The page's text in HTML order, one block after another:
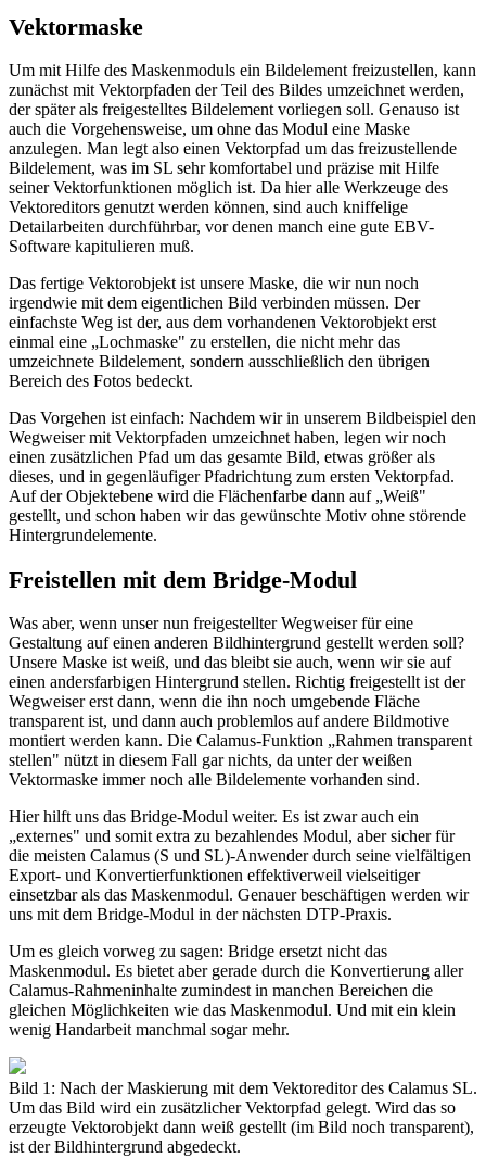
Vektormaske
Um mit Hilfe des Maskenmoduls ein Bildelement freizustellen, kann
zunächst mit Vektorpfaden der Teil des Bildes umzeichnet werden,
der später als freigestelltes Bildelement vorliegen soll. Genauso ist
auch die Vorgehensweise, um ohne das Modul eine Maske
anzulegen. Man legt also einen Vektorpfad um das freizustellende
Bildelement, was im SL sehr komfortabel und präzise mit Hilfe
seiner Vektorfunktionen möglich ist. Da hier alle Werkzeuge des
Vektoreditors genutzt werden können, sind auch kniffelige
Detailarbeiten durchführbar, vor denen manch eine gute EBV-
Software kapitulieren muß.
Das fertige Vektorobjekt ist unsere Maske, die wir nun noch
irgendwie mit dem eigentlichen Bild verbinden müssen. Der
einfachste Weg ist der, aus dem vorhandenen Vektorobjekt erst
einmal eine „Lochmaske" zu erstellen, die nicht mehr das
umzeichnete Bildelement, sondern ausschließlich den übrigen
Bereich des Fotos bedeckt.
Das Vorgehen ist einfach: Nachdem wir in unserem Bildbeispiel den
Wegweiser mit Vektorpfaden umzeichnet haben, legen wir noch
einen zusätzlichen Pfad um das gesamte Bild, etwas größer als
dieses, und in gegenläufiger Pfadrichtung zum ersten Vektorpfad.
Auf der Objektebene wird die Flächenfarbe dann auf „Weiß"
gestellt, und schon haben wir das gewünschte Motiv ohne störende
Hintergrundelemente.
Freistellen mit dem Bridge-Modul
Was aber, wenn unser nun freigestellter Wegweiser für eine
Gestaltung auf einen anderen Bildhintergrund gestellt werden soll?
Unsere Maske ist weiß, und das bleibt sie auch, wenn wir sie auf
einen andersfarbigen Hintergrund stellen. Richtig freigestellt ist der
Wegweiser erst dann, wenn die ihn noch umgebende Fläche
transparent ist, und dann auch problemlos auf andere Bildmotive
montiert werden kann. Die Calamus-Funktion „Rahmen transparent
stellen" nützt in diesem Fall gar nichts, da unter der weißen
Vektormaske immer noch alle Bildelemente vorhanden sind.
Hier hilft uns das Bridge-Modul weiter. Es ist zwar auch ein
„externes" und somit extra zu bezahlendes Modul, aber sicher für
die meisten Calamus (S und SL)-Anwender durch seine vielfältigen
Export- und Konvertierfunktionen effektiverweil vielseitiger
einsetzbar als das Maskenmodul. Genauer beschäftigen werden wir
uns mit dem Bridge-Modul in der nächsten DTP-Praxis.
Um es gleich vorweg zu sagen: Bridge ersetzt nicht das
Maskenmodul. Es bietet aber gerade durch die Konvertierung aller
Calamus-Rahmeninhalte zumindest in manchen Bereichen die
gleichen Möglichkeiten wie das Maskenmodul. Und mit ein klein
wenig Handarbeit manchmal sogar mehr.
Bild 1: Nach der Maskierung mit dem Vektoreditor des Calamus SL.
Um das Bild wird ein zusätzlicher Vektorpfad gelegt. Wird das so
erzeugte Vektorobjekt dann weiß gestellt (im Bild noch transparent),
ist der Bildhintergrund abgedeckt.